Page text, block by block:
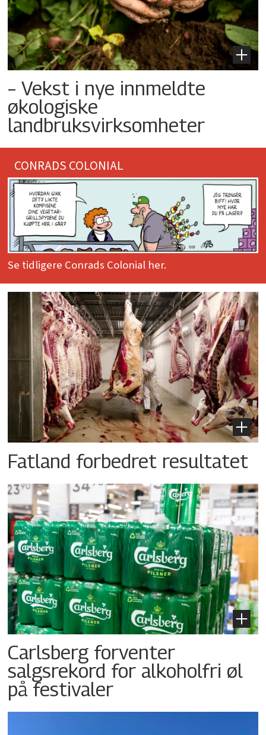
– Vekst i nye innmeldte
økologiske
landbruksvirksomheter
CONRADS COLONIAL
Se tidligere Conrads Colonial her.
Fatland forbedret resultatet
Carlsberg forventer
salgsrekord for alkoholfri øl
på festivaler